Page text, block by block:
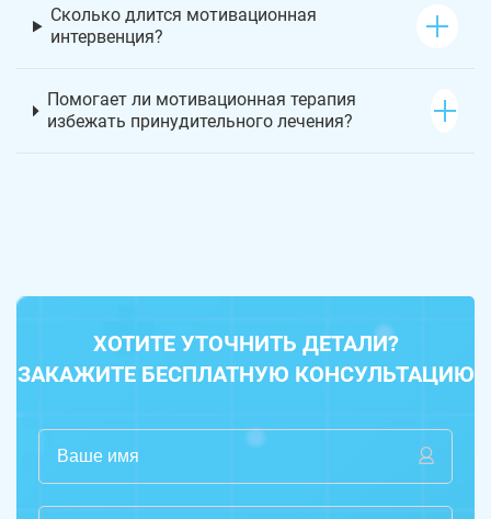
Сколько длится мотивационная
интервенция?
Помогает ли мотивационная терапия
избежать принудительного лечения?
ХОТИТЕ УТОЧНИТЬ ДЕТАЛИ?
ЗАКАЖИТЕ БЕСПЛАТНУЮ КОНСУЛЬТАЦИЮ